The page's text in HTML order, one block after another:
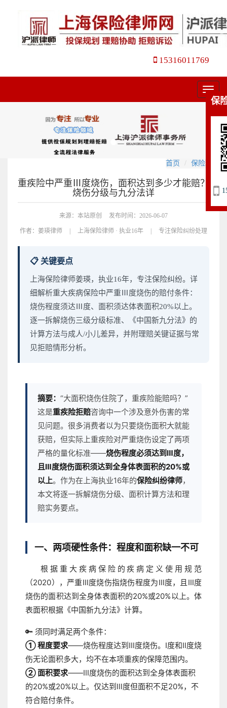
15316011769
菜
单
首页 保险理赔
重疾险中严重Ⅲ度烧伤，面积达到多少才能赔？
烧伤分级与九分法详
来源：本站原创 发布时间：2026-06-07
作者： 姜瑛律师 | 上海保险律师 · 执业16年 | 专注保险纠纷处理
📋 关键要点
上海保险律师姜瑛，执业16年，专注保险纠纷。详
细解析重大疾病保险中严重Ⅲ度烧伤的赔付条件：
烧伤程度须达Ⅲ度、面积须达体表面积20%以上。
逐一拆解烧伤三级分级标准、《中国新九分法》的
计算方法与成人/小儿差异，并附理赔关键证据与常
见拒赔情形分析。
摘要： “大面积烧伤住院了，重疾险能赔吗？”
这是重疾险拒赔咨询中一个涉及意外伤害的常
见问题。很多消费者以为只要烧伤面积大就能
获赔，但实际上重疾险对严重烧伤设定了两项
严格的量化标准——烧伤程度必须达到Ⅲ度，
且Ⅲ度烧伤面积须达到全身体表面积的20%或
以上。作为在上海执业16年的保险纠纷律师，
本文将逐一拆解烧伤分级、面积计算方法和理
赔实务要点。
一、两项硬性条件：程度和面积缺一不可
根据重大疾病保险的疾病定义使用规范
（2020），严重Ⅲ度烧伤指烧伤程度为Ⅲ度，且Ⅲ度
烧伤的面积达到全身体表面积的20%或20%以上。体
表面积根据《中国新九分法》计算。
🔑 须同时满足两个条件：
① 程度要求——烧伤程度达到Ⅲ度烧伤。Ⅰ度和Ⅱ度烧
伤无论面积多大，均不在本项重疾的保障范围内。
② 面积要求——Ⅲ度烧伤的面积达到全身体表面积
的20%或20%以上。仅达到Ⅲ度但面积不足20%，不
符合赔付条件。
保